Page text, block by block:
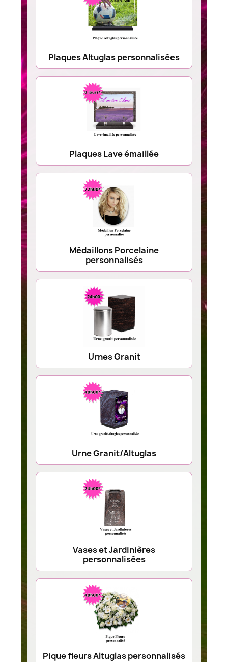
Plaques Altuglas personnalisées
Plaques Lave émaillée
Médaillons Porcelaine
personnalisés
Urnes Granit
Urne Granit/Altuglas
Vases et Jardinières
personnalisées
Pique fleurs Altuglas personnalisés